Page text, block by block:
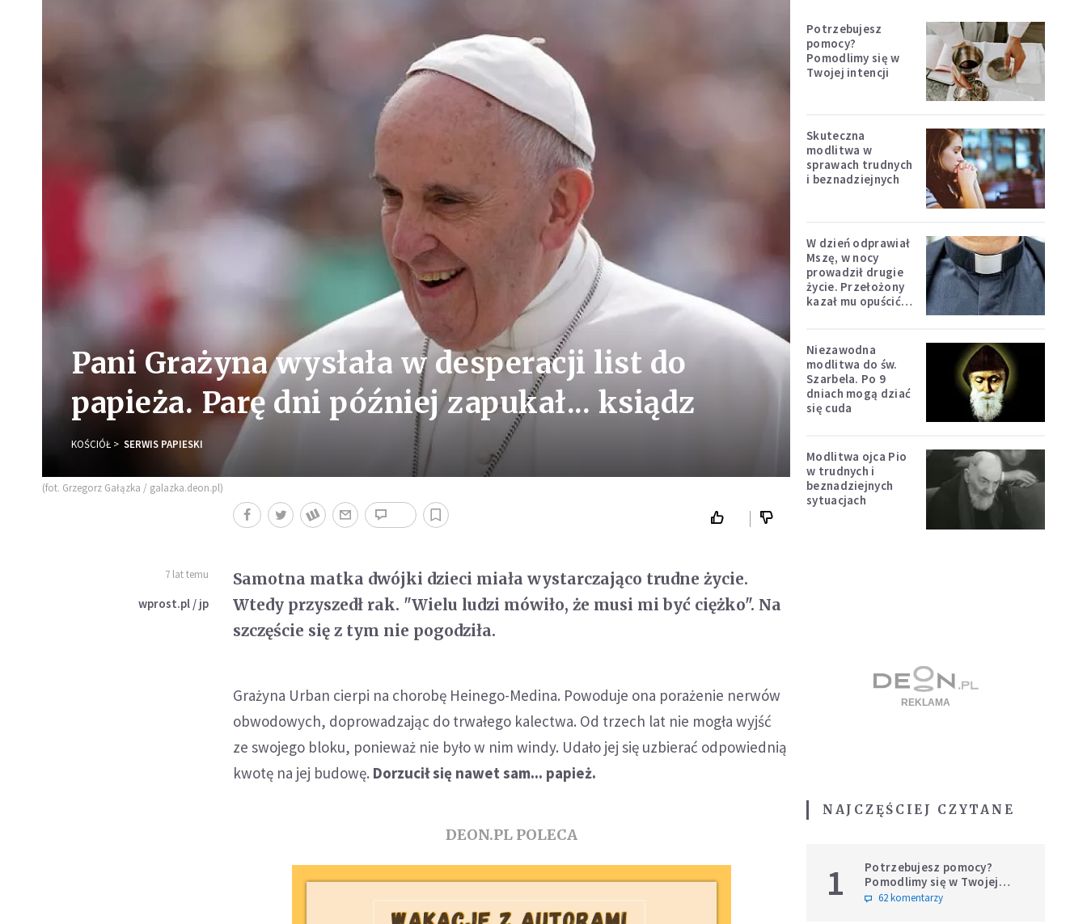
Pani Grażyna wysłała w desperacji list do
papieża. Parę dni później zapukał... ksiądz
KOŚCIÓŁ SERWIS PAPIESKI
(fot. Grzegorz Gałązka / galazka.deon.pl)
7 lat temu
wprost.pl / jp
Samotna matka dwójki dzieci miała wystarczająco trudne życie.
Wtedy przyszedł rak. "Wielu ludzi mówiło, że musi mi być ciężko". Na
szczęście się z tym nie pogodziła.
Grażyna Urban cierpi na chorobę Heinego-Medina. Powoduje ona porażenie nerwów
obwodowych, doprowadzając do trwałego kalectwa. Od trzech lat nie mogła wyjść
ze swojego bloku, ponieważ nie było w nim windy. Udało jej się uzbierać odpowiednią
kwotę na jej budowę. Dorzucił się nawet sam... papież.
DEON.PL POLECA
Potrzebujesz
pomocy?
Pomodlimy się w
Twojej intencji
Skuteczna
modlitwa w
sprawach trudnych
i beznadziejnych
W dzień odprawiał
Mszę, w nocy
prowadził drugie
życie. Przełożony
kazał mu opuścić
Niezawodna
modlitwa do św.
Szarbela. Po 9
dniach mogą dziać
się cuda
Modlitwa ojca Pio
w trudnych i
beznadziejnych
sytuacjach
NAJCZĘŚCIEJ CZYTANE
1
Potrzebujesz pomocy?
Pomodlimy się w Twojej
intencji
62 komentarzy